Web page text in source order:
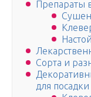
Препараты
Сорта и
для